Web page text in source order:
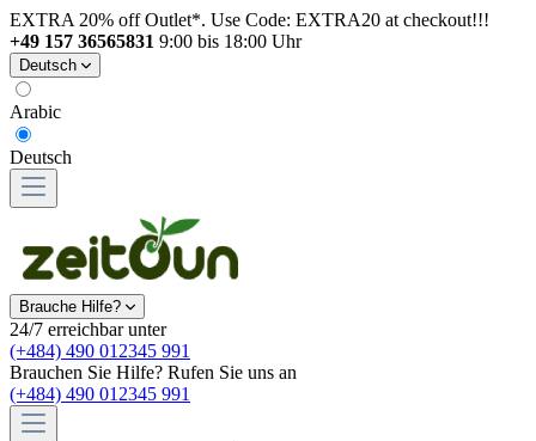
EXTRA 20% off Outlet*. Use Code: EXTRA20 at checkout!!!
+49 157 36565831 9:00 bis 18:00 Uhr
Deutsch
Arabic
Deutsch
Brauche Hilfe?
24/7 erreichbar unter
(+484) 490 012345 991
Brauchen Sie Hilfe? Rufen Sie uns an
(+484) 490 012345 991